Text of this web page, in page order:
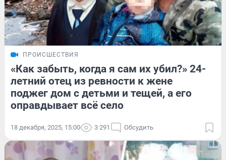
ПРОИСШЕСТВИЯ
«Как забыть, когда я сам их убил?» 24-
летний отец из ревности к жене
поджег дом с детьми и тещей, а его
оправдывает всё село
18 декабря, 2025, 15:00 3 291 Обсудить